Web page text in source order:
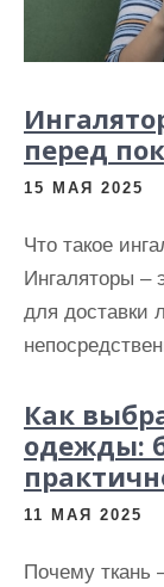
перед
15 МАЯ 2025
Что такое
Ингаляторы –
для доставки
Как
одежды:
11 МАЯ 2025
Почему ткань